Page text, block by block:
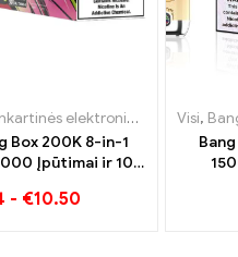
,Vienkartinės elektroninės
,Vienkartinės elektroninės
elektroninės cigaretės ,
Box 200K 8-in-1
Įpūtimai ir 10
- €10.50
Visi,